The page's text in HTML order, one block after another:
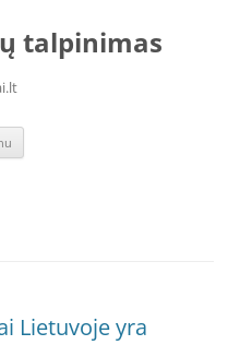
talpinimas
Lietuvoje yra